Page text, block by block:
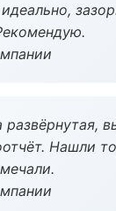
развёрнутая,
Нашли